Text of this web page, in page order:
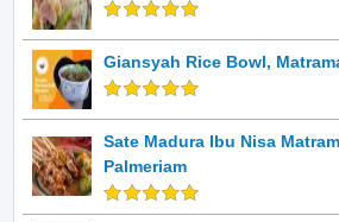
Giansyah Rice Bowl,
Sate Madura Ibu Nisa
Palmeriam